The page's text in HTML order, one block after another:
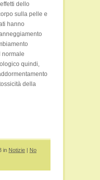
dello
sulla pelle e
hanno
normale
quindi,
della
in Notizie | No